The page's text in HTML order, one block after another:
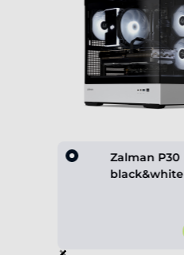
Zalman P30
black&white